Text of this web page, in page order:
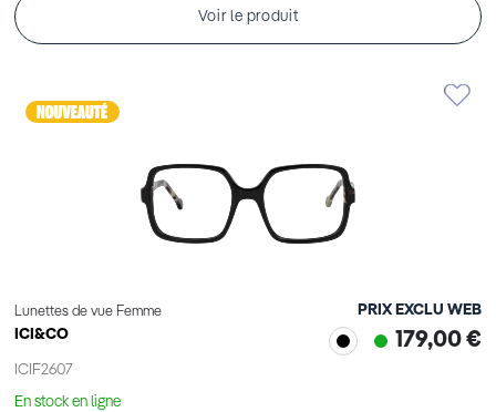
Voir le produit
Lunettes de vue Femme
ICI&CO
ICIF2607
PRIX EXCLU WEB
179,00 €
En stock en ligne